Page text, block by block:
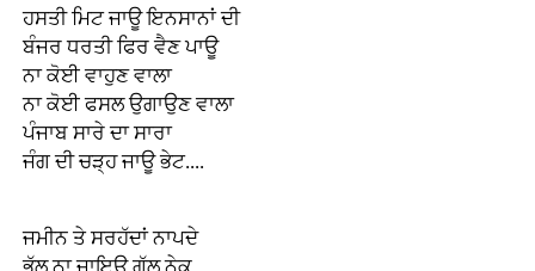
ਹਸਤੀ ਮਿਟ ਜਾਊ ਇਨਸਾਨਾਂ ਦੀ
ਬੰਜਰ ਧਰਤੀ ਫਿਰ ਵੈਣ ਪਾਊ
ਨਾ ਕੋਈ ਵਾਹੁਣ ਵਾਲਾ
ਨਾ ਕੋਈ ਫਸਲ ਉਗਾਉਣ ਵਾਲਾ
ਪੰਜਾਬ ਸਾਰੇ ਦਾ ਸਾਰਾ
ਜੰਗ ਦੀ ਚੜ੍ਹ ਜਾਊ ਭੇਟ....
ਜਮੀਨ ਤੇ ਸਰਹੱਦਾਂ ਨਾਪਦੇ